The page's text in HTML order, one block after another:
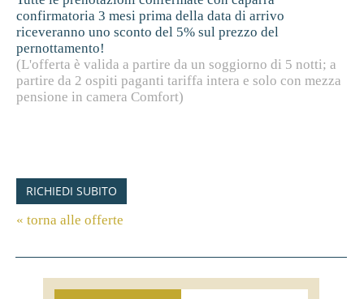
confirmatoria 3 mesi prima della data di arrivo
riceveranno uno sconto del 5% sul prezzo del
pernottamento!
(L'offerta è valida a partire da un soggiorno di 5 notti; a
partire da 2 ospiti paganti tariffa intera e solo con mezza
pensione in camera Comfort)
RICHIEDI SUBITO
« torna alle offerte